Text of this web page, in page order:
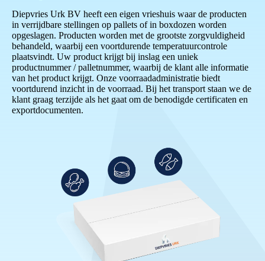
Diepvries Urk BV heeft een eigen vrieshuis waar de producten
in verrijdbare stellingen op pallets of in boxdozen worden
opgeslagen. Producten worden met de grootste zorgvuldigheid
behandeld, waarbij een voortdurende temperatuurcontrole
plaatsvindt. Uw product krijgt bij inslag een uniek
productnummer / palletnummer, waarbij de klant alle informatie
van het product krijgt. Onze voorraadadministratie biedt
voortdurend inzicht in de voorraad. Bij het transport staan we de
klant graag terzijde als het gaat om de benodigde certificaten en
exportdocumenten.